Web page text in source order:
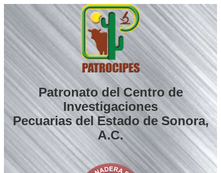
Saltar
al
contenido
Patronato del Centro de
Investigaciones
Pecuarias del Estado de Sonora,
A.C.